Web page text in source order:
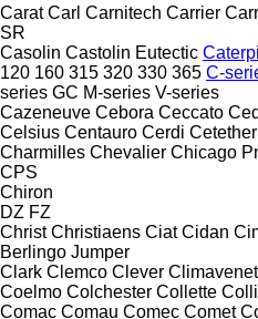
Carat Carl Carnitech Carrier
SR
Casolin Castolin Eutectic
120 160 315 320 330 365 C-
series GC M-series V-series
Cazeneuve Cebora Ceccato
Celsius Centauro Cerdi
Charmilles Chevalier Chicago
CPS
Chiron
DZ FZ
Christ Christiaens Ciat Cidan
Berlingo Jumper
Clark Clemco Clever
Coelmo Colchester Collette
Comac Comau Comec Comet